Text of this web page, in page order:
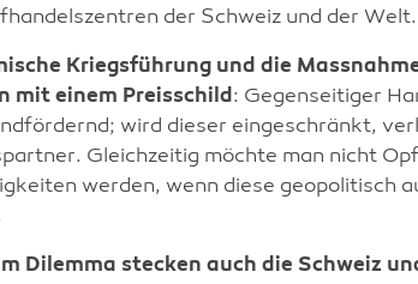
der Schweiz und der Welt.
Kriegsführung und die
mit einem Preisschild: Gegenseitiger
wird dieser eingeschränkt,
Gleichzeitig möchte man nicht
werden, wenn diese geopolitisch
Dilemma stecken auch die Schweiz